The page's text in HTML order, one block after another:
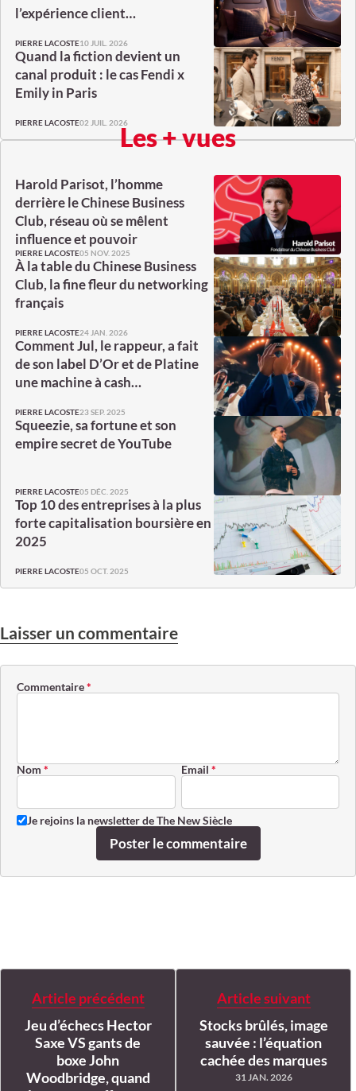
l’expérience client…
PIERRE LACOSTE10 JUIL. 2026
Quand la fiction devient un
canal produit : le cas Fendi x
Emily in Paris
PIERRE LACOSTE02 JUIL. 2026Les + vues
Harold Parisot, l’homme
derrière le Chinese Business
Club, réseau où se mêlent
influence et pouvoir
PIERRE LACOSTE05 NOV. 2025
À la table du Chinese Business
Club, la fine fleur du networking
français
PIERRE LACOSTE24 JAN. 2026
Comment Jul, le rappeur, a fait
de son label D’Or et de Platine
une machine à cash…
PIERRE LACOSTE23 SEP. 2025
Squeezie, sa fortune et son
empire secret de YouTube
PIERRE LACOSTE05 DÉC. 2025
Top 10 des entreprises à la plus
forte capitalisation boursière en
2025
PIERRE LACOSTE05 OCT. 2025
Laisser un commentaire
Commentaire*
Nom * Email *
Je rejoins la newsletter de The New Siècle
Poster le commentaire
Article précédent
Jeu d’échecs Hector
Saxe VS gants de
boxe John
Woodbridge, quand
Article suivant
Stocks brûlés, image
sauvée : l’équation
cachée des marques
31 JAN. 2026